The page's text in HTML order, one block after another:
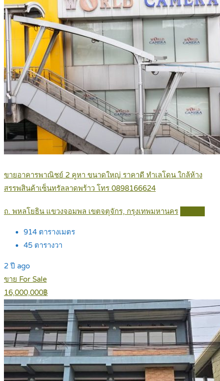
ขายอาคารพาณิชย์ 2 คูหา ขนาดใหญ่ ราคาดี ทำเลโดน ใกล้ห้าง
สรรพสินค้าเซ็นทรัลลาดพร้าว โทร 0898166624
ถ. พหลโยธิน แขวงจอมพล เขตจตุจักร, กรุงเทพมหานคร
914 ตารางเมตร
45 ตารางวา
2 ปี ago
ขาย For Sale
16,000,000฿